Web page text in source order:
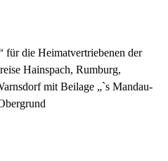
für die Heimatvertriebenen der
Hainspach, Rumburg,
mit Beilage „`s Mandau-